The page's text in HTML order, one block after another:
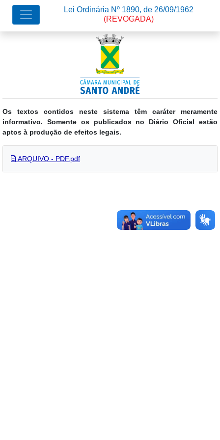
Os textos contidos neste sistema têm caráter meramente
informativo. Somente os publicados no Diário Oficial estão
aptos à produção de efeitos legais.
Lei Ordinária Nº 1890, de 26/09/1962
(REVOGADA)
ARQUIVO - PDF.pdf